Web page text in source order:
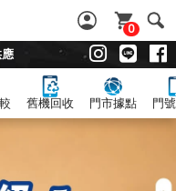
0
舊機回收 門市據點 門